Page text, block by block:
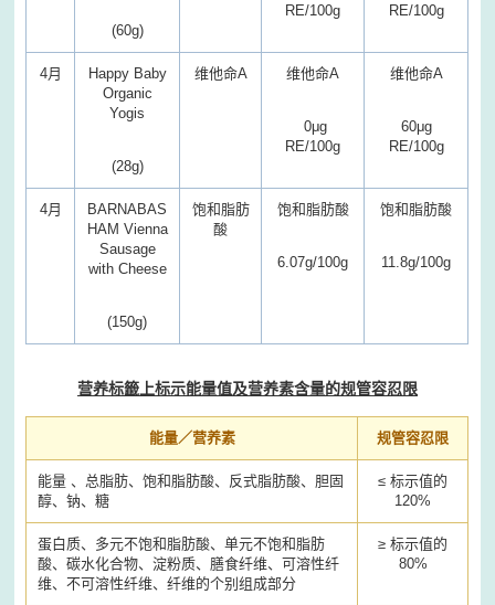
(60g)
RE/100g
RE/100g
4月
Happy Baby
Organic
Yogis
(28g)
维他命A 维他命A
0μg
RE/100g
维他命A
60μg
RE/100g
4月
BARNABAS
HAM Vienna
Sausage
with Cheese
(150g)
饱和脂肪
酸
饱和脂肪酸
6.07g/100g
饱和脂肪酸
11.8g/100g
营养标籤上标示能量值及营养素含量的规管容忍限
能量／营养素 规管容忍限
能量 、总脂肪、饱和脂肪酸、反式脂肪酸、胆固
醇、钠、糖
≤ 标示值的
120%
蛋白质、多元不饱和脂肪酸、单元不饱和脂肪
酸、碳水化合物、淀粉质、膳食纤维、可溶性纤
维、不可溶性纤维、纤维的个别组成部分
≥ 标示值的
80%